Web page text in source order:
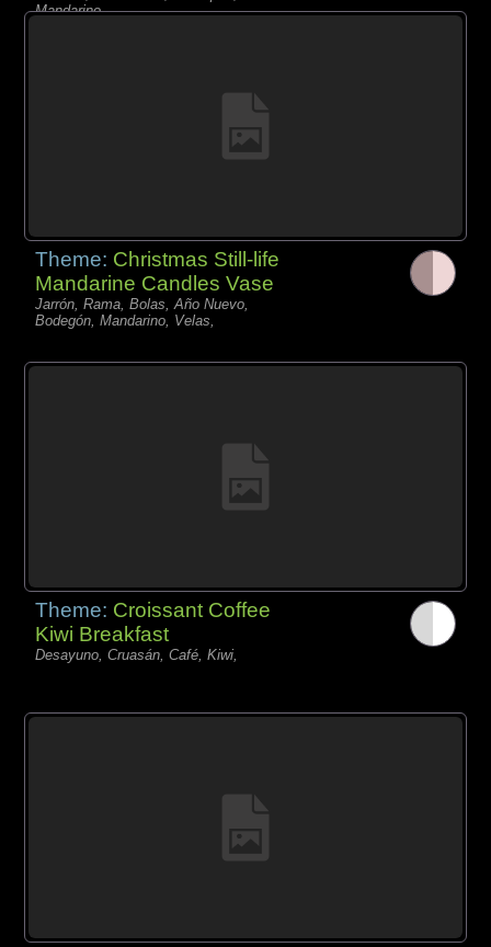
Mandarino,
Theme: Christmas Still-life
Mandarine Candles Vase
Jarrón, Rama, Bolas, Año Nuevo,
Bodegón, Mandarino, Velas,
Theme: Croissant Coffee
Kiwi Breakfast
Desayuno, Cruasán, Café, Kiwi,